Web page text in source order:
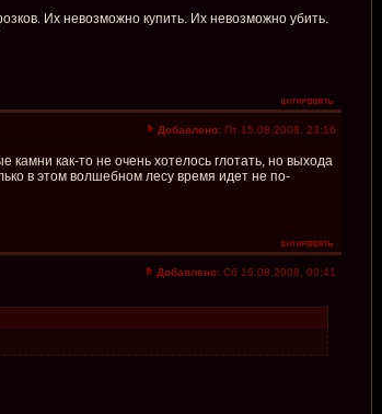
Их невозможно купить. Их невозможно убить.
Добавлено: Пт 15.08.2008, 23:16
как-то не очень хотелось глотать, но выхода
в этом волшебном лесу время идет не по-
Добавлено: Сб 16.08.2008, 00:41